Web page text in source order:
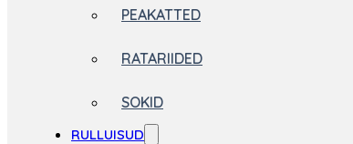
PEAKATTED
RATARIIDED
SOKID
RULLUISUD